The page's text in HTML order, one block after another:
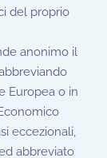
del proprio
anonimo il
Europea o in
eccezionali,
abbreviato